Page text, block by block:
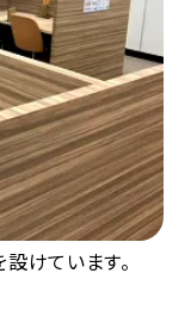
けています。